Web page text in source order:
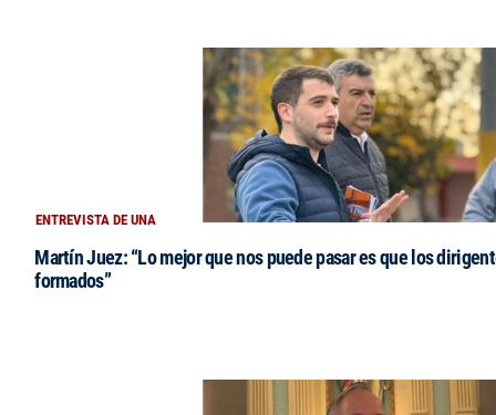
ENTREVISTA DE UNA
Martín Juez: “Lo mejor que nos puede pasar es que los
formados”